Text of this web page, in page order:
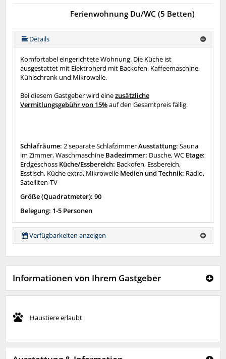
Ferienwohnung Du/WC (5 Betten)
Details
Komfortabel eingerichtete Wohnung. Die Küche ist
ausgestattet mit Elektroherd mit Backofen, Kaffeemaschine,
Kühlschrank und Mikrowelle.
Bei diesem Gastgeber wird einezusätzliche
Vermitlungsgebühr von 15%auf den Gesamtpreis fällig.
Schlafräume: 2 separate SchlafzimmerAusstattung: Sauna
im Zimmer, Waschmaschine Badezimmer: Dusche, WC Etage:
Erdgeschoss Küche/Essbereich: Backofen, Essbereich,
Esstisch, Küche extra, Mikrowelle Medien und Technik: Radio,
Satelliten-TV
Größe (Quadratmeter): 90
Belegung: 1-5 Personen
Verfügbarkeiten anzeigen
Informationen von Ihrem Gastgeber
Haustiere erlaubt